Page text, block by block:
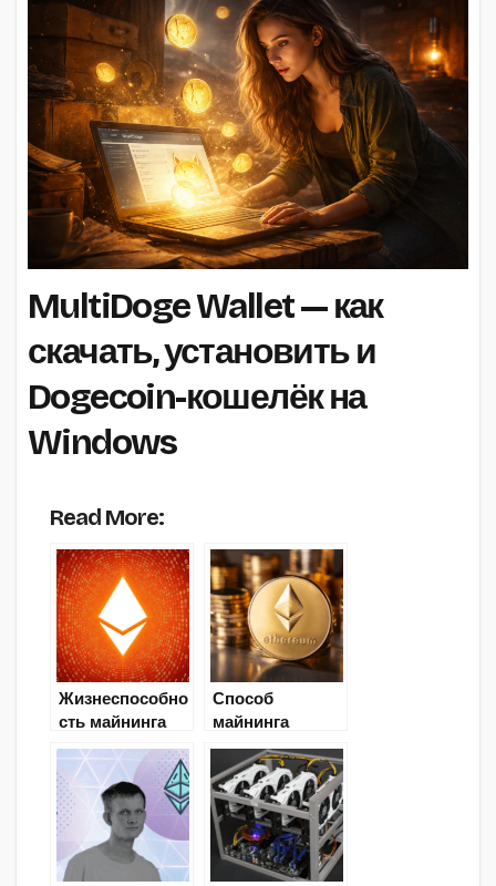
MultiDoge Wallet — как
скачать, установить и
Dogecoin-кошелёк на
Windows
Read More:
Жизнеспособно
сть майнинга
Ethereum на
CPU
Способ
майнинга
Ethereum на
Ethash